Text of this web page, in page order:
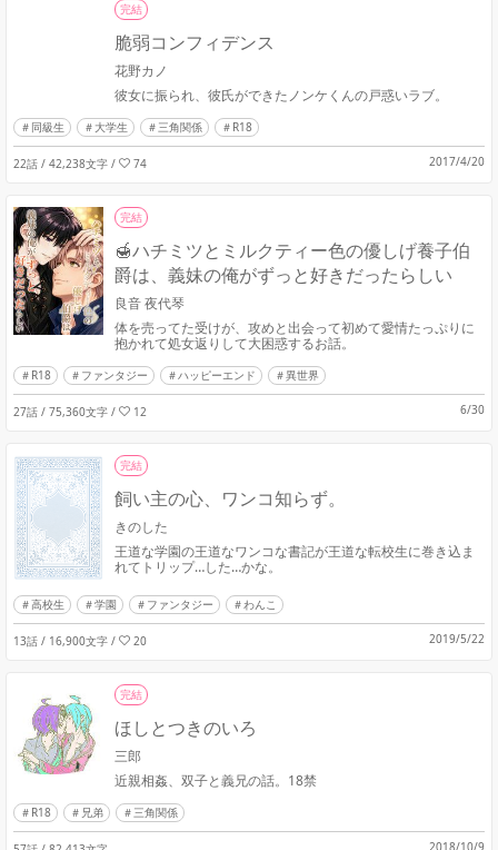
完結
脆弱コンフィデンス
花野カノ
彼女に振られ、彼氏ができたノンケくんの戸惑いラブ。
同級生 大学生 三角関係 R18
22話 / 42,238文字 / 74 2017/4/20
完結
🍯ハチミツとミルクティー色の優しげ養子伯
爵は、義妹の俺がずっと好きだったらしい
良音 夜代琴
体を売ってた受けが、攻めと出会って初めて愛情たっぷりに
抱かれて処女返りして大困惑するお話。
R18 ファンタジー ハッピーエンド 異世界
27話 / 75,360文字 / 12 6/30
完結
飼い主の心、ワンコ知らず。
きのした
王道な学園の王道なワンコな書記が王道な転校生に巻き込ま
れてトリップ…した…かな。
高校生 学園 ファンタジー わんこ
13話 / 16,900文字 / 20 2019/5/22
完結
ほしとつきのいろ
三郎
近親相姦、双子と義兄の話。18禁
R18 兄弟 三角関係